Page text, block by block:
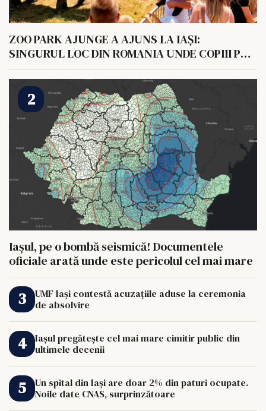
ZOO PARK AJUNGE A AJUNS LA IAȘI:
SINGURUL LOC DIN ROMANIA UNDE COPIII POT
HRANI UN ELEFANT
Iașul, pe o bombă seismică! Documentele
oficiale arată unde este pericolul cel mai mare
UMF Iași contestă acuzațiile aduse la ceremonia
de absolvire
Iașul pregătește cel mai mare cimitir public din
ultimele decenii
Un spital din Iași are doar 2% din paturi ocupate.
Noile date CNAS, surprinzătoare